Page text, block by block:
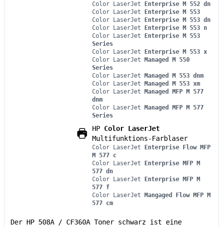
Color LaserJet Enterprise M 552 dn
Color LaserJet Enterprise M 553
Color LaserJet Enterprise M 553 dn
Color LaserJet Enterprise M 553 n
Color LaserJet Enterprise M 553
Series
Color LaserJet Enterprise M 553 x
Color LaserJet Managed M 550
Series
Color LaserJet Managed M 553 dnm
Color LaserJet Managed M 553 xm
Color LaserJet Managed MFP M 577
dnm
Color LaserJet Managed MFP M 577
Series
HP Color LaserJet
Multifunktions-Farblaser
Color LaserJet Enterprise Flow MFP
M 577 c
Color LaserJet Enterprise MFP M
577 dn
Color LaserJet Enterprise MFP M
577 f
Color LaserJet Mangaged Flow MFP M
577 cm
Der HP 508A / CF360A Toner schwarz ist eine